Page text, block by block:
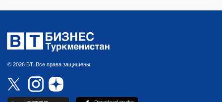
© 2026 БТ. Все права защищены.